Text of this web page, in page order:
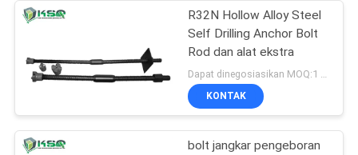
R32N Hollow Alloy Steel
Self Drilling Anchor Bolt
Rod dan alat ekstra
KONTAK
bolt jangkar pengeboran